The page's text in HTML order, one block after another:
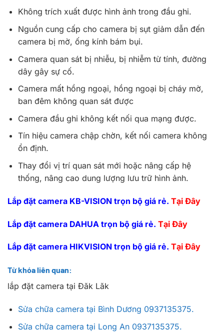
Không trích xuất được hình ảnh trong đầu ghi.
Nguồn cung cấp cho camera bị sụt giảm dẫn đến
camera bị mờ, ống kính bám bụi.
Camera quan sát bị nhiễu, bị nhiễm từ tính, đường
dây gây sự cố.
Camera mất hồng ngoại, hồng ngoại bị cháy mờ,
ban đêm không quan sát được
Camera đầu ghi không kết nối qua mạng được.
Tín hiệu camera chập chờn, kết nối camera không
ổn định.
Thay đổi vị trí quan sát mới hoặc nâng cấp hệ
thống, nâng cao dung lượng lưu trữ hình ảnh.
Lắp đặt camera KB-VISION trọn bộ giá rẻ. Tại Đây
Lắp đặt camera DAHUA trọn bộ giá rẻ. Tại Đây
Lắp đặt camera HIKVISION trọn bộ giá rẻ. Tại Đây
Từ khóa liên quan:
lắp đặt camera tại Đăk Lăk
Sửa chữa camera tại Bình Dương 0937135375.
Sửa chữa camera tại Long An 0937135375.